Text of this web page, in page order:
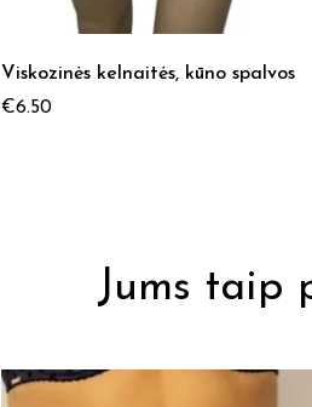
Viskozinės kelnaitės, kūno spalvos
€6.50
Jums taip